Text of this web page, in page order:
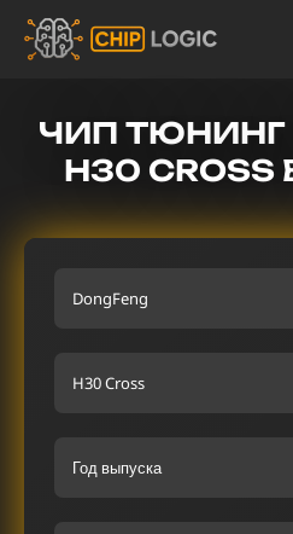
ЧИП ТЮНИНГ
H30
DongFeng
H30 Cross
Год выпуска